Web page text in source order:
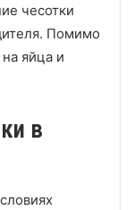
чесотки
Помимо
яйца и
в